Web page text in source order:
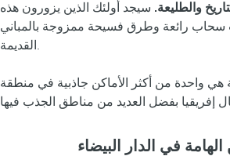
والطليعة. سيجد أولئك الذين يزورون هذه
سحاب رائعة وطرق فسيحة ممزوجة بالمباني
القديمة.
هي واحدة من أكثر الأماكن جاذبية في منطقة
الهامة في الدار البيضاء